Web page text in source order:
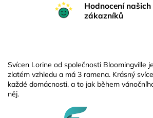
Hodnocení našich
zákazníků
Svícen Lorine od společnosti Bloomingville
zlatém vzhledu a má 3 ramena. Krásný
každé domácnosti, a to jak během
něj.